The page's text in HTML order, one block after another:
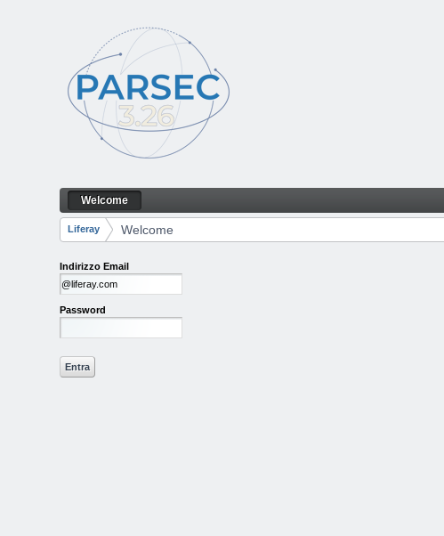
Welcome
Navigazione
Welcome
Breadcrumb
Liferay Welcome
Indirizzo Email
Password